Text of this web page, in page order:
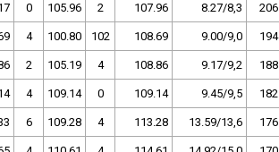
0 105.96 2 107.96 8.27/8,3 206
4 100.80 102 108.69 9.00/9,0 194
2 105.19 4 108.86 9.17/9,2 188
4 109.14 0 109.14 9.45/9,5 182
6 109.28 4 113.28 13.59/13,6 176